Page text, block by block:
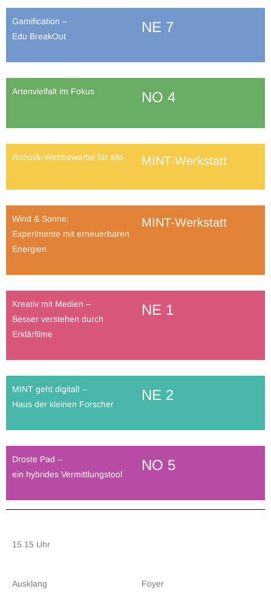
Gamification –
Edu BreakOut
NE 7
Artenvielfalt im Fokus NO 4
Robotik-Wettbewerbe für alle MINT-Werkstatt
Wind & Sonne:
Experimente mit erneuerbaren
Energien
MINT-Werkstatt
Kreativ mit Medien –
Besser verstehen durch
Erklärfilme
NE 1
MINT geht digital! –
Haus der kleinen Forscher
NE 2
Droste Pad –
ein hybrides Vermittlungstool
NO 5
15.15 Uhr
Ausklang Foyer